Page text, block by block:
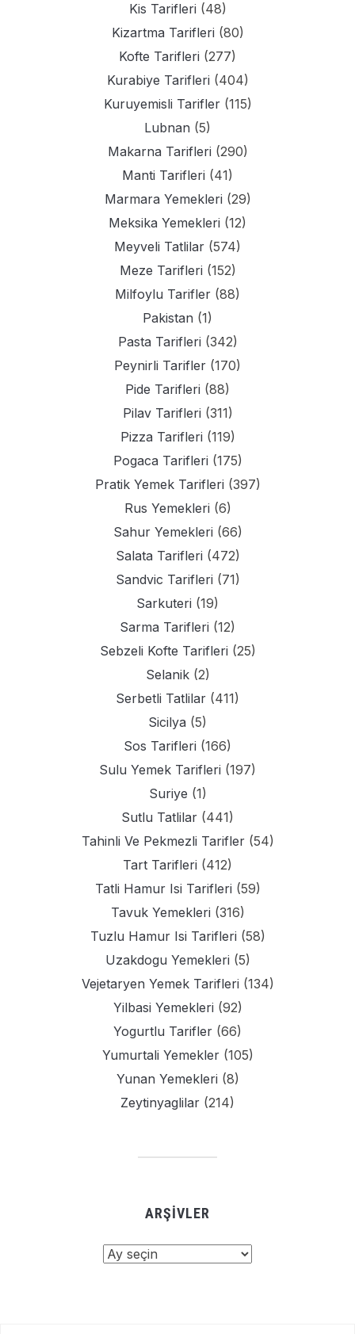
Kis Tarifleri (48)
Kizartma Tarifleri (80)
Kofte Tarifleri (277)
Kurabiye Tarifleri (404)
Kuruyemisli Tarifler(115)
Lubnan (5)
Makarna Tarifleri (290)
Manti Tarifleri (41)
Marmara Yemekleri (29)
Meksika Yemekleri (12)
Meyveli Tatlilar (574)
Meze Tarifleri (152)
Milfoylu Tarifler (88)
Pakistan (1)
Pasta Tarifleri (342)
Peynirli Tarifler (170)
Pide Tarifleri (88)
Pilav Tarifleri (311)
Pizza Tarifleri (119)
Pogaca Tarifleri (175)
Pratik Yemek Tarifleri (397)
Rus Yemekleri (6)
Sahur Yemekleri (66)
Salata Tarifleri (472)
Sandvic Tarifleri (71)
Sarkuteri (19)
Sarma Tarifleri (12)
Sebzeli Kofte Tarifleri (25)
Selanik(2)
Serbetli Tatlilar (411)
Sicilya (5)
Sos Tarifleri (166)
Sulu Yemek Tarifleri (197)
Suriye (1)
Sutlu Tatlilar (441)
Tahinli Ve Pekmezli Tarifler(54)
Tart Tarifleri (412)
Tatli Hamur Isi Tarifleri (59)
Tavuk Yemekleri (316)
Tuzlu Hamur Isi Tarifleri (58)
Uzakdogu Yemekleri (5)
Vejetaryen Yemek Tarifleri (134)
Yilbasi Yemekleri (92)
Yogurtlu Tarifler (66)
Yumurtali Yemekler(105)
Yunan Yemekleri (8)
Zeytinyaglilar (214)
ARŞIVLER